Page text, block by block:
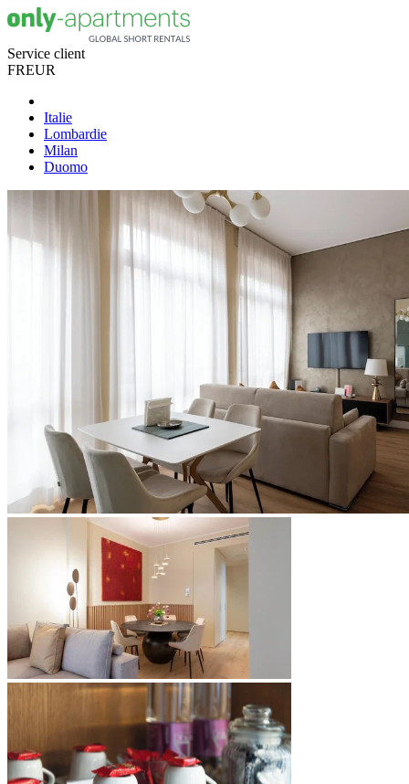
Service client
FREUR
Italie
Lombardie
Milan
Duomo